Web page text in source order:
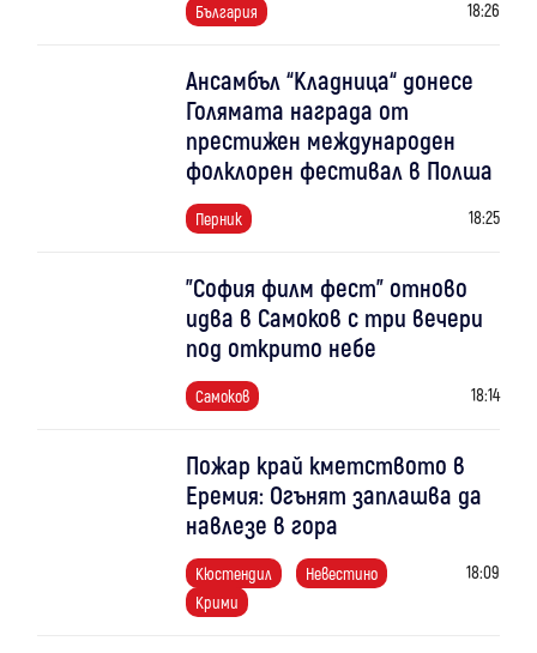
България 18:26
Ансамбъл “Кладница“ донесе
Голямата награда от
престижен международен
фолклорен фестивал в Полша
Перник 18:25
"София филм фест" отново
идва в Самоков с три вечери
под открито небе
Самоков 18:14
Пожар край кметството в
Еремия: Огънят заплашва да
навлезе в гора
Кюстендил
Невестино
Крими
18:09